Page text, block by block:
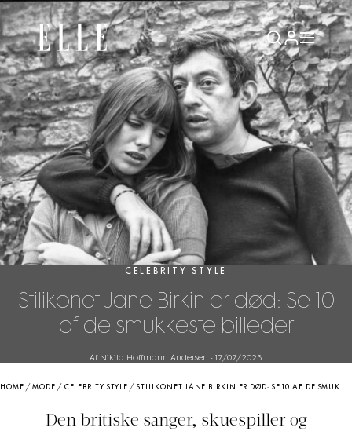
CELEBRITY STYLE
Stilikonet Jane Birkin er død: Se 10
af de smukkeste billeder
Af Nikita Hoffmann Andersen - 17/07/2023
HOME /MODE / CELEBRITY STYLE / STILIKONET JANE BIRKIN ER DØD: SE 10 AF DE SMUKKESTE BILLEDER
Den britiske sanger, skuespiller og